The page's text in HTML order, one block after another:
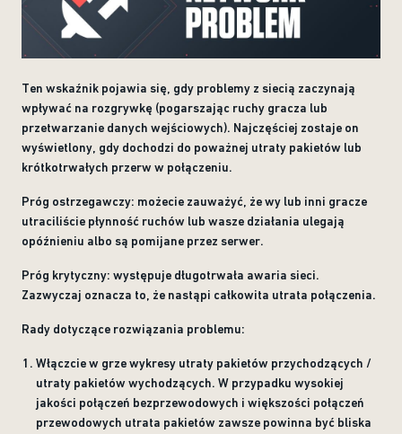
Ten wskaźnik pojawia się, gdy problemy z siecią zaczynają
wpływać na rozgrywkę (pogarszając ruchy gracza lub
przetwarzanie danych wejściowych). Najczęściej zostaje on
wyświetlony, gdy dochodzi do poważnej utraty pakietów lub
krótkotrwałych przerw w połączeniu.
Próg ostrzegawczy: możecie zauważyć, że wy lub inni gracze
utraciliście płynność ruchów lub wasze działania ulegają
opóźnieniu albo są pomijane przez serwer.
Próg krytyczny: występuje długotrwała awaria sieci.
Zazwyczaj oznacza to, że nastąpi całkowita utrata połączenia.
Rady dotyczące rozwiązania problemu:
Włączcie w grze wykresy utraty pakietów przychodzących /
utraty pakietów wychodzących. W przypadku wysokiej
jakości połączeń bezprzewodowych i większości połączeń
przewodowych utrata pakietów zawsze powinna być bliska